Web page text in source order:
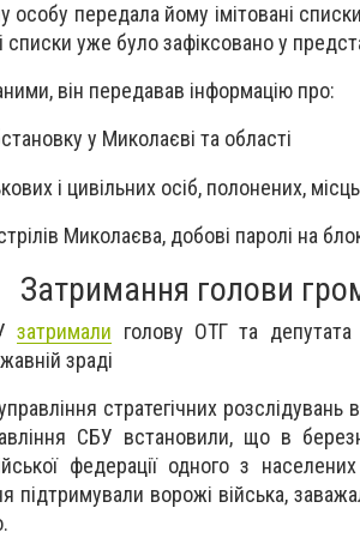
особу передала йому імітовані
списки уже було зафіксовано у
він передавав інформацію про:
у Миколаєві та області
і цивільних осіб, полонених,
Миколаєва, добові паролі на
Затримання голови
затримали голову ОТГ та депутата
зраді
стратегічних розслідувань
СБУ встановили, що в
федерації одного з
підтримували ворожі війська,